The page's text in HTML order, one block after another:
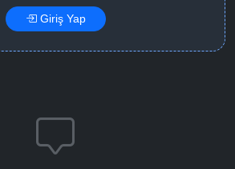
Giriş Yap